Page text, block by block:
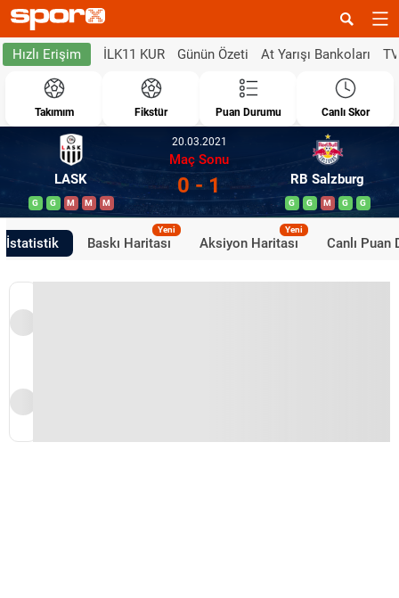
Hızlı Erişim İLK11 KUR Günün Özeti At Yarışı Bankoları
Takımım Fikstür Puan Durumu Canlı Skor
LASK
G G M M M
20.03.2021
Maç Sonu
0 - 1 RB Salzburg
G G M G G
İstatistik Baskı Haritası
Yeni
Aksiyon Haritası
Yeni
Canlı Puan